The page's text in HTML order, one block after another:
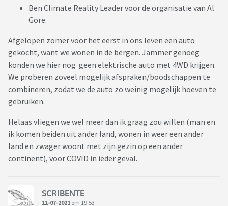
Ben Climate Reality Leader voor de organisatie van Al
Gore.
Afgelopen zomer voor het eerst in ons leven een auto
gekocht, want we wonen in de bergen. Jammer genoeg
konden we hier nog geen elektrische auto met 4WD krijgen.
We proberen zoveel mogelijk afspraken/boodschappen te
combineren, zodat we de auto zo weinig mogelijk hoeven te
gebruiken.
Helaas vliegen we wel meer dan ik graag zou willen (man en
ik komen beiden uit ander land, wonen in weer een ander
land en zwager woont met zijn gezin op een ander
continent), voor COVID in ieder geval.
SCRIBENTE
11-07-2021 om 19:53